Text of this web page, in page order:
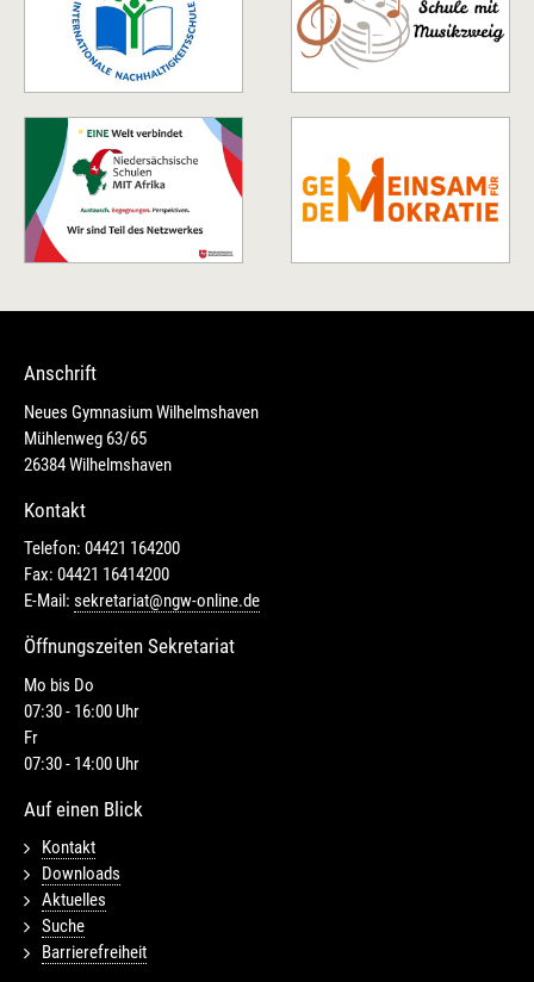
Anschrift
Neues Gymnasium Wilhelmshaven
Mühlenweg 63/65
26384 Wilhelmshaven
Kontakt
Telefon: 04421 164200
Fax: 04421 16414200
E-Mail: sekretariat@ngw-online.de
Öffnungszeiten Sekretariat
Mo bis Do
07:30 - 16:00 Uhr
Fr
07:30 - 14:00 Uhr
Auf einen Blick
Kontakt
Downloads
Aktuelles
Suche
Barrierefreiheit